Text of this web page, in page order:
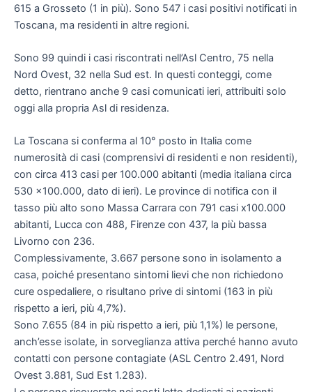
615 a Grosseto (1 in più). Sono 547 i casi positivi notificati in
Toscana, ma residenti in altre regioni.
Sono 99 quindi i casi riscontrati nell’Asl Centro, 75 nella
Nord Ovest, 32 nella Sud est. In questi conteggi, come
detto, rientrano anche 9 casi comunicati ieri, attribuiti solo
oggi alla propria Asl di residenza.
La Toscana si conferma al 10° posto in Italia come
numerosità di casi (comprensivi di residenti e non residenti),
con circa 413 casi per 100.000 abitanti (media italiana circa
530 x100.000, dato di ieri). Le province di notifica con il
tasso più alto sono Massa Carrara con 791 casi x100.000
abitanti, Lucca con 488, Firenze con 437, la più bassa
Livorno con 236.
Complessivamente, 3.667 persone sono in isolamento a
casa, poiché presentano sintomi lievi che non richiedono
cure ospedaliere, o risultano prive di sintomi (163 in più
rispetto a ieri, più 4,7%).
Sono 7.655 (84 in più rispetto a ieri, più 1,1%) le persone,
anch’esse isolate, in sorveglianza attiva perché hanno avuto
contatti con persone contagiate (ASL Centro 2.491, Nord
Ovest 3.881, Sud Est 1.283).